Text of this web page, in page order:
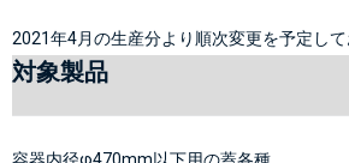
2021年4月の生産分より順次変更を予定して
対象製品